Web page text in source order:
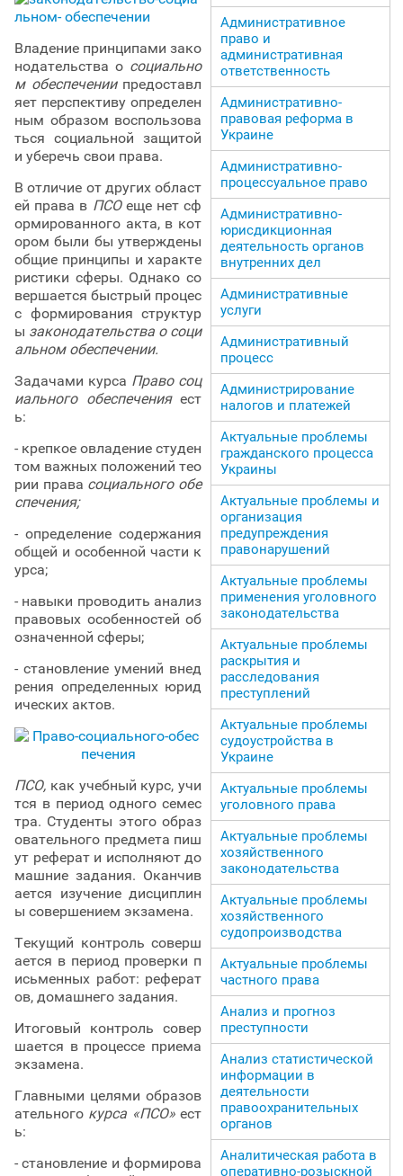
Владение принципами зако
нодательства о социально
м обеспечениипредоставл
яет перспективу определен
ным образом воспользова
ться социальной защитой
и уберечь свои права.
В отличие от других област
ей права в ПСОеще нет сф
ормированного акта, в кот
ором были бы утверждены
общие принципы и характе
ристики сферы. Однако со
вершается быстрый процес
с формирования структур
ы законодательства о соци
альном обеспечении.
Задачами курса Право соц
иального обеспеченияест
ь:
- крепкое овладение студен
том важных положений тео
рии права социального обе
спечения;
- определение содержания
общей и особенной части к
урса;
- навыки проводить анализ
правовых особенностей об
означенной сферы;
- становление умений внед
рения определенных юрид
ических актов.
ПСО, как учебный курс, учи
тся в период одного семес
тра. Студенты этого образ
овательного предмета пиш
ут реферат и исполняют до
машние задания. Оканчив
ается изучение дисциплин
ы совершением экзамена.
Текущий контроль соверш
ается в период проверки п
исьменных работ: реферат
ов, домашнего задания.
Итоговый контроль совер
шается в процессе приема
экзамена.
Главными целями образов
ательного курса «ПСО»ест
ь:
- становление и формирова
Административное
право и
административная
ответственность
Административно-
правовая реформа в
Украине
Административно-
процессуальное право
Административно-
юрисдикционная
деятельность органов
внутренних дел
Административные
услуги
Административный
процесс
Администрирование
налогов и платежей
Актуальные проблемы
гражданского процесса
Украины
Актуальные проблемы и
организация
предупреждения
правонарушений
Актуальные проблемы
применения уголовного
законодательства
Актуальные проблемы
раскрытия и
расследования
преступлений
Актуальные проблемы
судоустройства в
Украине
Актуальные проблемы
уголовного права
Актуальные проблемы
хозяйственного
законодательства
Актуальные проблемы
хозяйственного
судопроизводства
Актуальные проблемы
частного права
Анализ и прогноз
преступности
Анализ статистической
информации в
деятельности
правоохранительных
органов
Аналитическая работа в
оперативно-розыскной